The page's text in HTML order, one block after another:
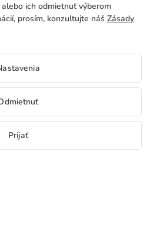
ich odmietnuť výberom
prosím, konzultujte náš Zásady
Prijať